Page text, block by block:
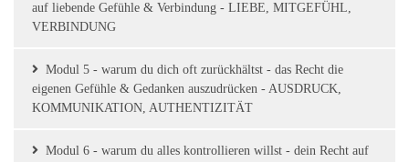
auf liebende Gefühle & Verbindung - LIEBE, MITGEFÜHL,
VERBINDUNG
Modul 5 - warum du dich oft zurückhältst - das Recht die
eigenen Gefühle & Gedanken auszudrücken - AUSDRUCK,
KOMMUNIKATION, AUTHENTIZITÄT
Modul 6 - warum du alles kontrollieren willst - dein Recht auf